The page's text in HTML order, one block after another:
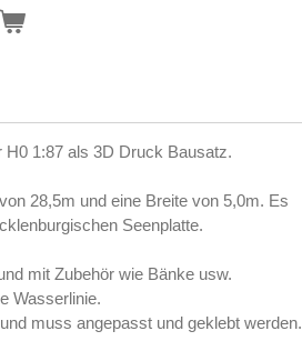
1:87 als 3D Druck Bausatz.
28,5m und eine Breite von 5,0m. Es
Seenplatte.
mit Zubehör wie Bänke usw.
Wasserlinie.
muss angepasst und geklebt werden.